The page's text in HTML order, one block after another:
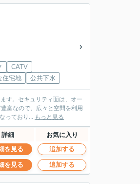
CATV
住宅地 公共下水
す。セキュリティ面は、オー
富なので、広々と空間を利用
っており... もっと見る
詳細 お気に入り
を見る 追加する
を見る 追加する